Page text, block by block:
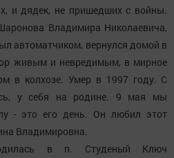
и дядек, не пришедших с войны.
Владимира Николаевича,
автоматчиком, вернулся домой в
живым и невредимым, в мирное
в колхозе. Умер в 1997 году. С
у себя на родине. 9 мая мы
- это его день. Он любил этот
Владимировна.
в п. Студеный Ключ